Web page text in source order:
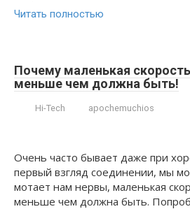
Читать полностью
Почему маленькая
меньше чем должна быть!
Hi-Tech apochemuchios
Очень часто бывает даже при
первый взгляд соединении, мы
мотает нам нервы, маленькая
меньше чем должна быть.